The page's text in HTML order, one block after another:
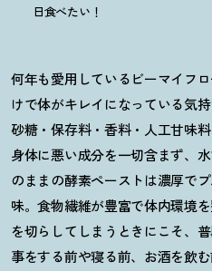
日食べたい ！
何年も愛用しているビーマイフ
けで体がキレイになっている気
砂糖・保存料・香料・人工甘味
身体に悪い成分を一切含まず、
のままの酵素ペーストは濃厚で
味。食物繊維が豊富で体内環境
を切らしてしまうときにこそ、
事をする前や寝る前、お酒を飲